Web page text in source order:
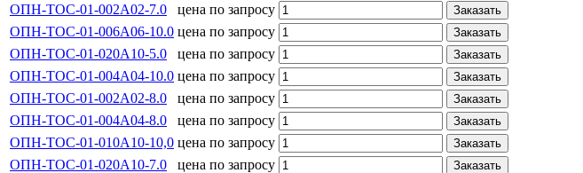
ОПН-ТОС-01-002А02-7.0 цена по запросу Заказать
ОПН-ТОС-01-006А06-10.0 цена по запросу Заказать
ОПН-ТОС-01-020А10-5.0 цена по запросу Заказать
ОПН-ТОС-01-004А04-10.0 цена по запросу Заказать
ОПН-ТОС-01-002А02-8.0 цена по запросу Заказать
ОПН-ТОС-01-004А04-8.0 цена по запросу Заказать
ОПН-ТОС-01-010А10-10,0 цена по запросу Заказать
ОПН-ТОС-01-020А10-7.0 цена по запросу Заказать